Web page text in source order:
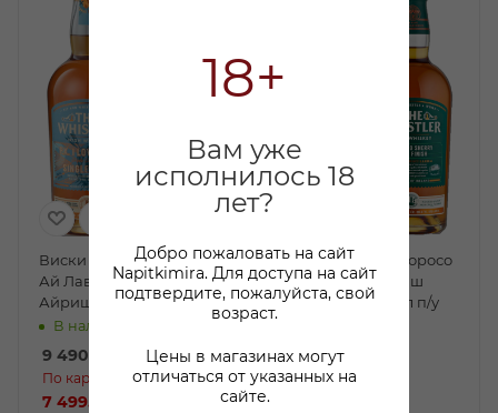
18+
Вам уже
исполнилось 18
лет?
Добро пожаловать на сайт
Napitkimira. Для доступа на сайт
подтвердите, пожалуйста, свой
возраст.
Цены в магазинах могут
отличаться от указанных на
сайте.
Виски Уистлер Пи.Икс.
Ай Лав Ю Сингл Молт
Айриш Виски 0,7л п/у
В наличии:
9 490
По карте:
7 499.99 ₽
Виски Уистлер Олоросо
Шерри Каск Финиш
Айриш Виски 0,7 л п/у
6 526₽/шт
По карте: